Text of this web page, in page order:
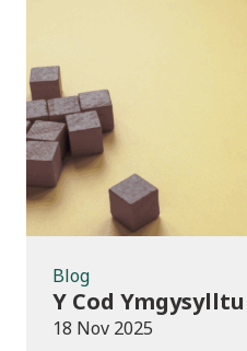
Blog
Y Cod
18 Nov 2025